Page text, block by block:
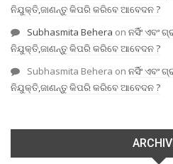
ନିଯୁକ୍ତି,ଜାଣନ୍ତୁ କିପରି କରିବେ ଆବେଦନ ?
Subhasmita Behera on ନର୍ସିଂ ଏବଂ
ନିଯୁକ୍ତି,ଜାଣନ୍ତୁ କିପରି କରିବେ ଆବେଦନ ?
Subhasmita Behera on ନର୍ସିଂ ଏବଂ
ନିଯୁକ୍ତି,ଜାଣନ୍ତୁ କିପରି କରିବେ ଆବେଦନ ?